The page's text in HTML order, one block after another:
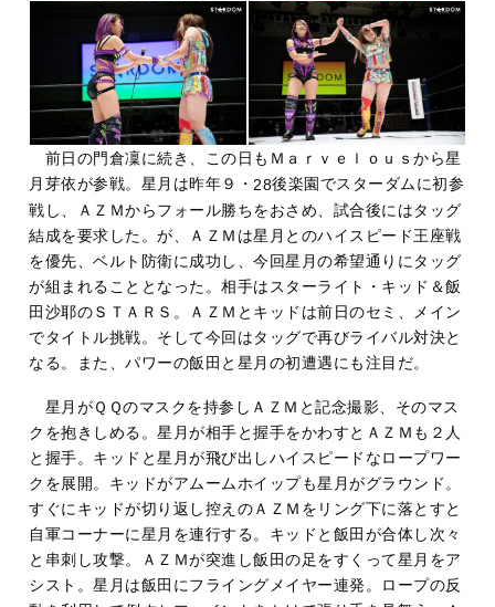
前日の門倉凜に続き、この日もＭａｒｖｅｌｏｕｓから星
月芽依が参戦。星月は昨年９・ 28後楽園でスターダムに初参
戦し、ＡＺＭからフォール勝ちをおさめ、試合後にはタッグ
結成を要求した。が、ＡＺＭは星月とのハイスピード王座戦
を優先、ベルト防衛に成功し、今回星月の希望通りにタッグ
が組まれることとなった。相手はスターライト・キッド＆飯
田沙耶のＳＴＡＲＳ。ＡＺＭとキッドは前日のセミ、メイン
でタイトル挑戦。そして今回はタッグで再びライバル対決と
なる。また、パワーの飯田と星月の初遭遇にも注目だ。
星月がＱＱのマスクを持参しＡＺＭと記念撮影、そのマス
クを抱きしめる。星月が相手と握手をかわすとＡＺＭも２人
と握手。キッドと星月が飛び出しハイスピードなロープワー
クを展開。キッドがアムームホイップも星月がグラウンド。
すぐにキッドが切り返し控えのＡＺＭをリング下に落とすと
自軍コーナーに星月を連行する。キッドと飯田が合体し次々
と串刺し攻撃。ＡＺＭが突進し飯田の足をすくって星月をア
シスト。星月は飯田にフライングメイヤー連発。ロープの反